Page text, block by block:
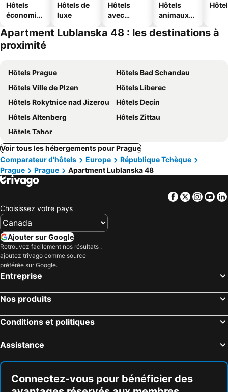
Hôtels
économiq
Hôtels de
luxe
Hôtels
avec
Hôtels
animaux
Apartment Lublanska 48 : les destinations à
proximité
Hôtels Prague
Hôtels Bad Schandau
Hôtels Ville de Plzen
Hôtels Liberec
Hôtels Rokytnice nad Jizerou
Hôtels Decín
Hôtels Altenberg
Hôtels Zittau
Hôtels Tabor
Voir tous les hébergements pour Prague
Comparateur d’hôtels
Europe
République Tchèque
Prague
Prague Apartment Lublanska 48
Facebook
Twitter
Choisissez votre pays
Ajouter sur Google
Retrouvez facilement nos résultats :
ajoutez trivago comme source
préférée sur Google.
Entreprise
Nos produits
Conditions et politiques
Assistance
Connectez-vous pour bénéficier des